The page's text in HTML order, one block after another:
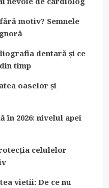
motiv? Semnele
dentară și ce
timp
oaselor și
în 2026: nivelul apei
celulelor
vietii: De ce nu